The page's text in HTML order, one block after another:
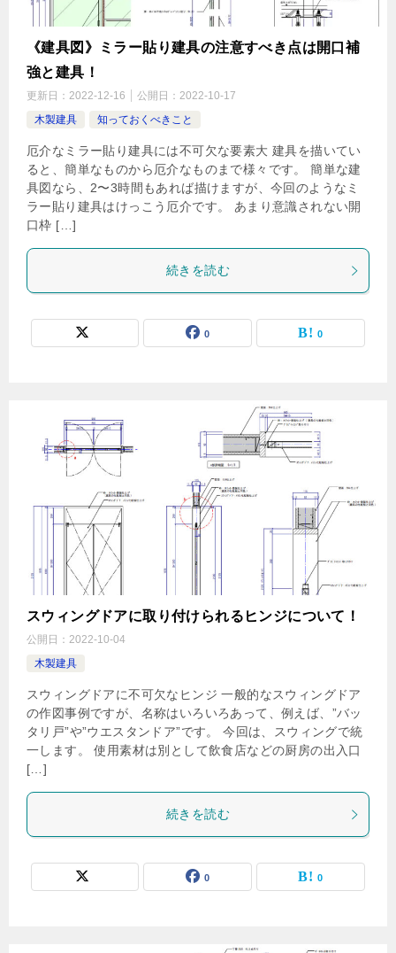
《建具図》ミラー貼り建具の注意すべき点は開口補
強と建具！
更新日： 2022-12-16 公開日： 2022-10-17
木製建具
知っておくべきこと
厄介なミラー貼り建具には不可欠な要素大 建具を描いてい
ると、簡単なものから厄介なものまで様々です。 簡単な建
具図なら、2〜3時間もあれば描けますが、今回のようなミ
ラー貼り建具はけっこう厄介です。 あまり意識されない開
口枠 […]
続きを読む
0 0
スウィングドアに取り付けられるヒンジについて！
公開日： 2022-10-04
木製建具
スウィングドアに不可欠なヒンジ 一般的なスウィングドア
の作図事例ですが、名称はいろいろあって、例えば、”バッ
タリ戸”や”ウエスタンドア”です。 今回は、スウィングで統
一します。 使用素材は別として飲食店などの厨房の出入口
[…]
続きを読む
0 0